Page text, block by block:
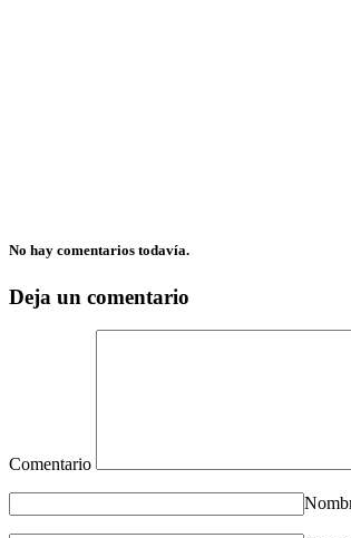
No hay comentarios todavía.
Deja un comentario
Comentario